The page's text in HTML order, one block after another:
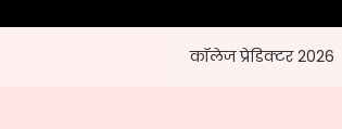
कॉलेज प्रेडिक्टर 2026